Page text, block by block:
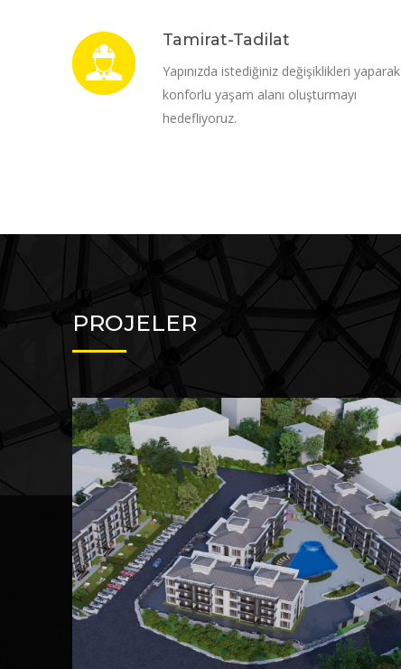
Tamirat-Tadilat
Yapınızda istediğiniz değişiklikleri yaparak
konforlu yaşam alanı oluşturmayı
hedefliyoruz.
PROJELER